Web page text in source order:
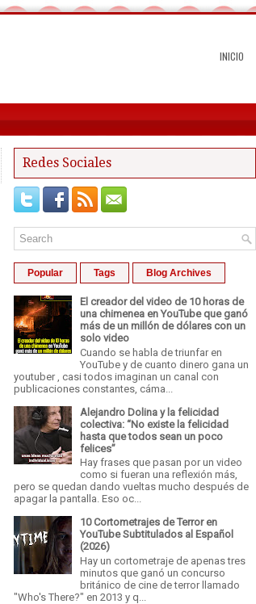
INICIO
Redes Sociales
Popular Tags Blog Archives
El creador del video de 10 horas de
una chimenea en YouTube que ganó
más de un millón de dólares con un
solo video
Cuando se habla de triunfar en
YouTube y de cuanto dinero gana un
youtuber , casi todos imaginan un canal con
publicaciones constantes, cáma...
Alejandro Dolina y la felicidad
colectiva: “No existe la felicidad
hasta que todos sean un poco
felices”
Hay frases que pasan por un video
como si fueran una reflexión más,
pero se quedan dando vueltas mucho después de
apagar la pantalla. Eso oc...
10 Cortometrajes de Terror en
YouTube Subtitulados al Español
(2026)
Hay un cortometraje de apenas tres
minutos que ganó un concurso
británico de cine de terror llamado
"Who's There?" en 2013 y q...